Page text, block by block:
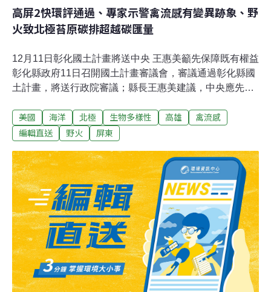
高屏2快環評通過、專家示警禽流感有變異跡象、野
火致北極苔原碳排超越碳匯量
12月11日彰化國土計畫將送中央 王惠美籲先保障既有權益
彰化縣政府11日召開國土計畫審議會，審議通過彰化縣國
土計畫，將送行政院審議；縣長王惠美建議，中央應先保
宜規畫。（中央社報導）高屏第二快速公路環評通過 周春
米：盼優先施作屏東端屏東重大交通建設再突破，環境部
響評估審查委員會，決議審查通過。屏東縣長周春米感謝
環境部及審查委員支持，希望建設計畫儘速核定，優先從
屏東端施作，讓高屏二快早日完成，促進產業帶動地方發
展，符合屏東鄉親期盼。（自由時報報導）
美國 海洋 北極 生物多樣性 高雄
禽流感
編輯直送
野火 屏東